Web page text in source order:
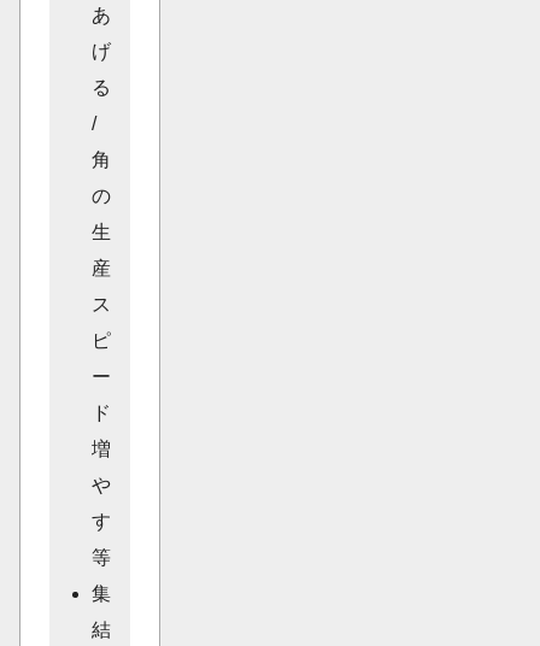
あ
げ
る
/
角
の
生
産
ス
ピ
ー
ド
増
や
す
等
集
結